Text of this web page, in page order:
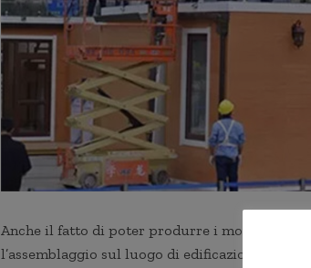
Anche il fatto di poter produrre i moduli in una
l’assemblaggio sul luogo di edificazione